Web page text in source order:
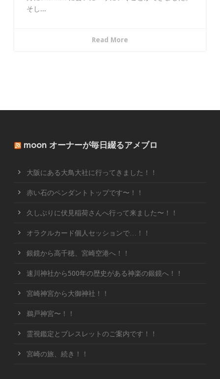
そし...
Read More
moon オーナーが毎日綴るアメブロ
大阪にある大鳥大社に行ってきました！！
赤い石のペンダントトップです〜！！
久しぶりに伏見稲荷さんへ行って来ました〜！！
オラクルカード個人セッションで…！！
銀鏡から高千穂、宮崎空港へ！！
速川神社から500年の歴史がある神楽の銀鏡へ！！
宮崎神宮から大御神社！！
鵜戸神宮〜！！
霊視鑑定とブレスレットのご案内です！！
宮崎の旅、続き！！